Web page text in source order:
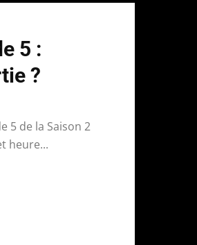
5 :
?
5 de la Saison 2
heure...